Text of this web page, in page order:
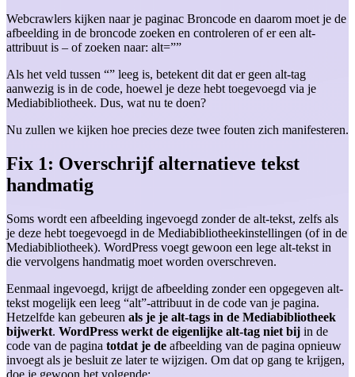
Webcrawlers kijken naar je paginac Broncode en daarom moet je de
afbeelding in de broncode zoeken en controleren of er een alt-
attribuut is – of zoeken naar: alt=””
Als het veld tussen “” leeg is, betekent dit dat er geen alt-tag
aanwezig is in de code, hoewel je deze hebt toegevoegd via je
Mediabibliotheek. Dus, wat nu te doen?
Nu zullen we kijken hoe precies deze twee fouten zich manifesteren.
Fix 1: Overschrijf alternatieve tekst
handmatig
Soms wordt een afbeelding ingevoegd zonder de alt-tekst, zelfs als
je deze hebt toegevoegd in de Mediabibliotheekinstellingen (of in de
Mediabibliotheek). WordPress voegt gewoon een lege alt-tekst in
die vervolgens handmatig moet worden overschreven.
Eenmaal ingevoegd, krijgt de afbeelding zonder een opgegeven alt-
tekst mogelijk een leeg “alt”-attribuut in de code van je pagina.
Hetzelfde kan gebeuren als je je alt-tags in de Mediabibliotheek
bijwerkt. WordPress werkt de eigenlijke alt-tag niet bij in de
code van de pagina totdat je de afbeelding van de pagina opnieuw
invoegt als je besluit ze later te wijzigen. Om dat op gang te krijgen,